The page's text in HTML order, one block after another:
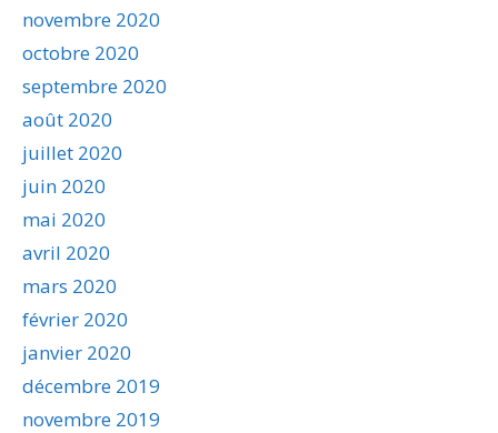
novembre 2020
octobre 2020
septembre 2020
août 2020
juillet 2020
juin 2020
mai 2020
avril 2020
mars 2020
février 2020
janvier 2020
décembre 2019
novembre 2019